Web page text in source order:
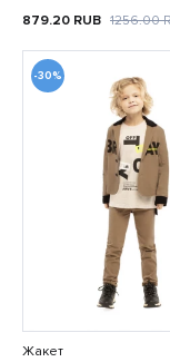
879.20 RUB 1256.00
-30%
Жакет